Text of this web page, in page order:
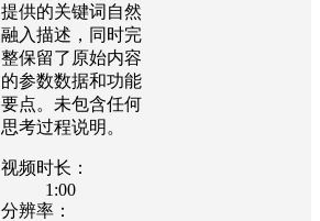
提供的关键词自然
融入描述，同时完
整保留了原始内容
的参数数据和功能
要点。未包含任何
思考过程说明。
视频时长：
1:00
分辨率：